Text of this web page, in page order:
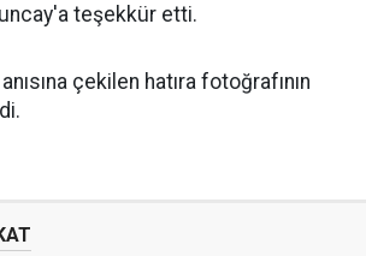
teşekkür etti.
çekilen hatıra fotoğrafının